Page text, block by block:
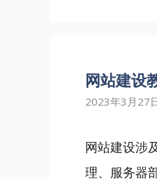
网站建设
2023年3月27
网站建设涉
理、服务器